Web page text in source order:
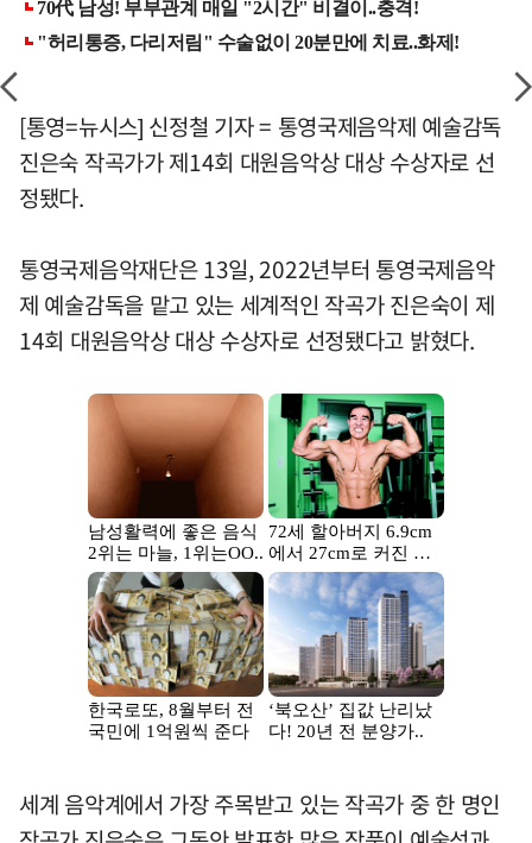
[통영=뉴시스] 신정철 기자 = 통영국제음악제 예술감독
진은숙 작곡가가 제14회 대원음악상 대상 수상자로 선
정됐다.
통영국제음악재단은 13일, 2022년부터 통영국제음악
제 예술감독을 맡고 있는 세계적인 작곡가 진은숙이 제
14회 대원음악상 대상 수상자로 선정됐다고 밝혔다.
세계 음악계에서 가장 주목받고 있는 작곡가 중 한 명인